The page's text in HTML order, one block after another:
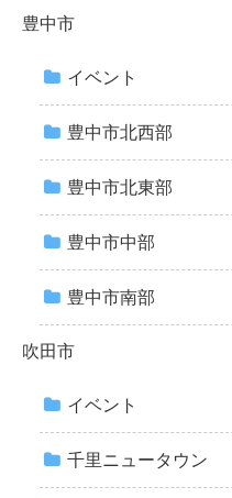
豊中市
イベント
豊中市北西部
豊中市北東部
豊中市中部
豊中市南部
吹田市
イベント
千里ニュータウン